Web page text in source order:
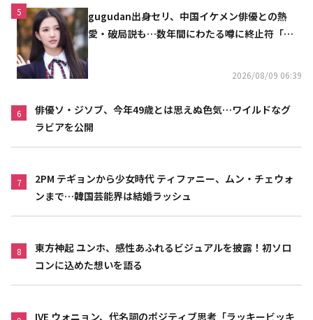
5
gugudan出身セリ、中国イケメン俳優との熱
愛・破局説も…数年間にわたる噂に終止符「邪
2026/08/09 06:39
6
俳優ソ・ジソブ、今年49歳とは思えぬ色気…ワイルドなグ
ラビアを公開
7
2PM テギョンから少女時代 ティファニー、ムン・チェウォ
ンまで…韓国芸能界は結婚ラッシュ
8
東方神起 ユンホ、感性あふれるビジュアルを披露！初ソロ
コンに込めた想いを語る
IVE ウォニョン、代名詞のポジティブ思考「ラッキービッキ